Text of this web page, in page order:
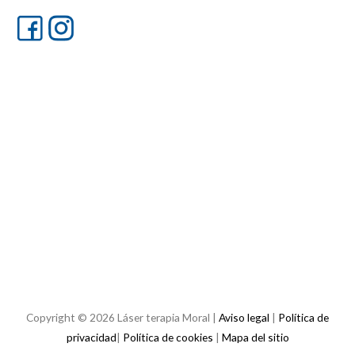
Copyright © 2026 Láser terapia Moral | Aviso legal | Política de
privacidad| Política de cookies | Mapa del sitio